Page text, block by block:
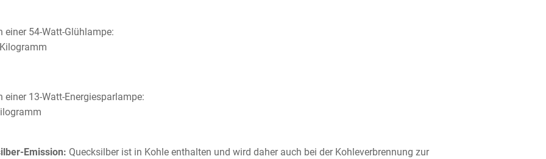
einer 54-Watt-Glühlampe:
einer 13-Watt-Energiesparlampe:
Emission: Quecksilber ist in Kohle enthalten und wird daher auch bei der Kohleverbrennung zur